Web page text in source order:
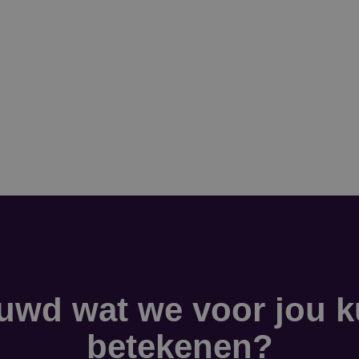
wat we voor jou
betekenen?